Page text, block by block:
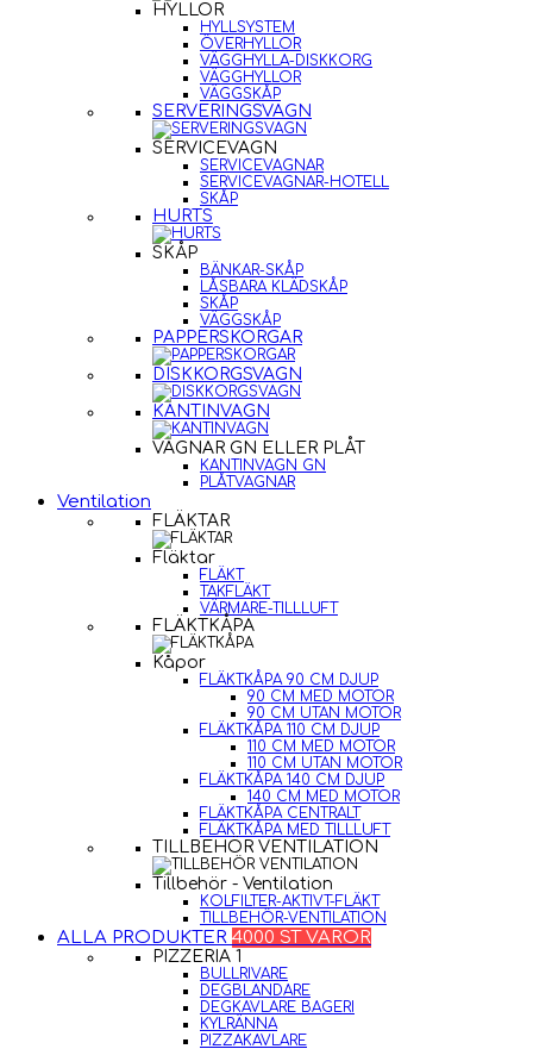
HYLLOR
HYLLSYSTEM
ÖVERHYLLOR
VÄGGHYLLA-DISKKORG
VÄGGHYLLOR
VÄGGSKÅP
SERVERINGSVAGN
SERVICEVAGN
SERVICEVAGNAR
SERVICEVAGNAR-HOTELL
SKÅP
HURTS
SKÅP
BÄNKAR-SKÅP
LÅSBARA KLÄDSKÅP
SKÅP
VÄGGSKÅP
PAPPERSKORGAR
DISKKORGSVAGN
KANTINVAGN
VAGNAR GN ELLER PLÅT
KANTINVAGN GN
PLÅTVAGNAR
Ventilation
FLÄKTAR
Fläktar
FLÄKT
TAKFLÄKT
VÄRMARE-TILLLUFT
FLÄKTKÅPA
Kåpor
FLÄKTKÅPA 90 CM DJUP
90 CM MED MOTOR
90 CM UTAN MOTOR
FLÄKTKÅPA 110 CM DJUP
110 CM MED MOTOR
110 CM UTAN MOTOR
FLÄKTKÅPA 140 CM DJUP
140 CM MED MOTOR
FLÄKTKÅPA CENTRALT
FLÄKTKÅPA MED TILLLUFT
TILLBEHÖR VENTILATION
Tillbehör - Ventilation
KOLFILTER-AKTIVT-FLÄKT
TILLBEHÖR-VENTILATION
ALLA PRODUKTER 4000 ST VAROR
PIZZERIA 1
BULLRIVARE
DEGBLANDARE
DEGKAVLARE BAGERI
KYLRÄNNA
PIZZAKAVLARE